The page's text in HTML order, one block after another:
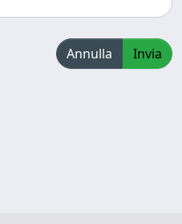
Annulla Invia